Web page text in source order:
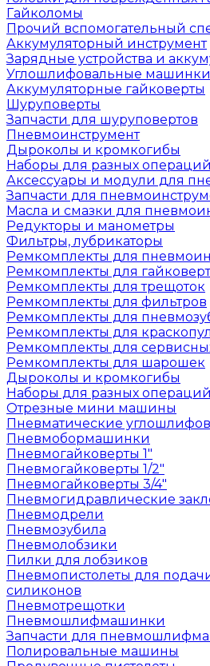
Гайколомы
Прочий вспомогательный
Аккумуляторный инструмент
Зарядные устройства и
Углошлифовальные машинки
Аккумуляторные гайковерты
Шуруповерты
Запчасти для шуруповертов
Пневмоинструмент
Дыроколы и кромкогибы
Наборы для разных операций
Аксессуары и модули для
Запчасти для
Масла и смазки для
Редукторы и манометры
Фильтры, лубрикаторы
Ремкомплекты для
Ремкомплекты для
Ремкомплекты для трещоток
Ремкомплекты для фильтров
Ремкомплекты для
Ремкомплекты для
Ремкомплекты для
Ремкомплекты для шарошек
Дыроколы и кромкогибы
Наборы для разных операций
Отрезные мини машины
Пневматические
Пневмобормашинки
Пневмогайковерты 1"
Пневмогайковерты 1/2"
Пневмогайковерты 3/4"
Пневмогидравлические
Пневмодрели
Пневмозубила
Пневмолобзики
Пилки для лобзиков
Пневмопистолеты для
силиконов
Пневмотрещотки
Пневмошлифмашинки
Запчасти для
Полировальные машины